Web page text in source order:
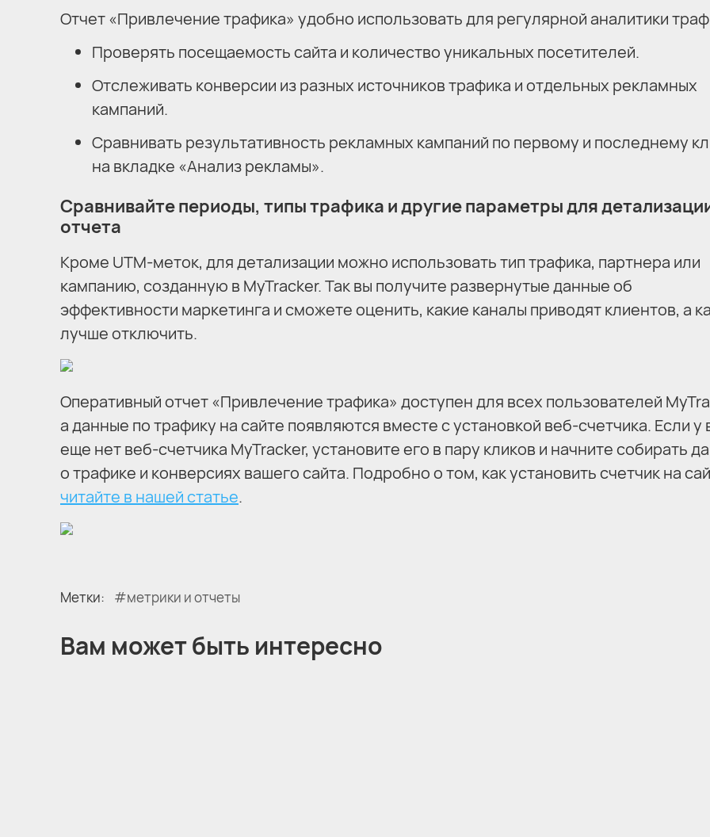
Отчет «Привлечение трафика» удобно использовать для регулярной аналитики
Проверять посещаемость сайта и количество уникальных посетителей.
Отслеживать конверсии из разных источников трафика и отдельных рекламных
кампаний.
Сравнивать результативность рекламных кампаний по первому и последнему
на вкладке «Анализ рекламы».
Сравнивайте периоды, типы трафика и другие параметры для
отчета
Кроме UTM-меток, для детализации можно использовать тип трафика, партнера или
кампанию, созданную в MyTracker. Так вы получите развернутые данные об
эффективности маркетинга и сможете оценить, какие каналы приводят клиентов, а
лучше отключить.
Оперативный отчет «Привлечение трафика» доступен для всех пользователей
а данные по трафику на сайте появляются вместе с установкой веб-счетчика. Если у
еще нет веб-счетчика MyTracker, установите его в пару кликов и начните собирать
о трафике и конверсиях вашего сайта. Подробно о том, как установить счетчик на
читайте в нашей статье.
Метки: метрики и отчеты
Вам может быть интересно